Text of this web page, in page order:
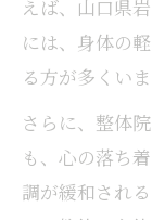
えば、山口県
には、身体の
る方が多くいま
さらに、整体
も、心の落ち
調が緩和され